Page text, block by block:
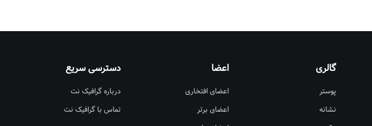
گالری
پوستر
نشانه
اعضا
اعضای افتخاری
اعضای برتر
دسترسی سریع
درباره گرافیک نت
تماس با گرافیک نت